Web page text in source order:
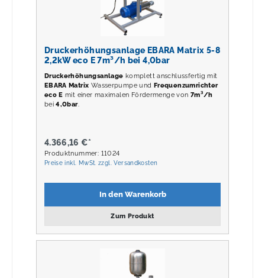
Druckerhöhungsanlage EBARA Matrix 5-8
2,2kW eco E 7m³/h bei 4,0bar
Druckerhöhungsanlage komplett anschlussfertig mit
EBARA Matrix Wasserpumpe und Frequenzumrichter
eco Emit einer maximalen Fördermenge von 7m³/h
bei4,0bar.
4.366,16 €*
Produktnummer: 11024
Preise inkl. MwSt. zzgl. Versandkosten
In den Warenkorb
Zum Produkt